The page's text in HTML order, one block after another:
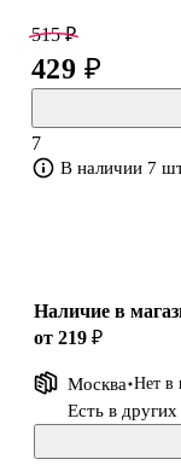
гимназий. Уровень
неязыковых вузов
чтения. Книга
содержит текст
профессиональным
515 ₽
429 ₽
7
В наличии 7
Наличие в
от 219 ₽
Москва Нет в
Есть в